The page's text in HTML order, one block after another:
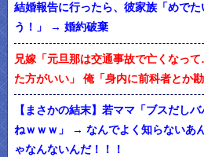
結婚報告に行ったら、彼家族「めで
う！」 → 婚約破棄
兄嫁「元旦那は交通事故で亡くなっ
た方がいい」 俺「身内に前科者とか勘
【まさかの結末】若ママ「ブスだし
ねｗｗｗ」 → なんでよく知らないあ
ゃなんないんだ！！！